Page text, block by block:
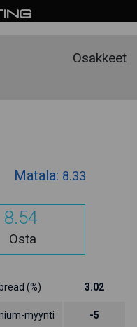
Osakkeet
Matala: 8.33
8.54
Osta
(%) 3.02
myynti -5